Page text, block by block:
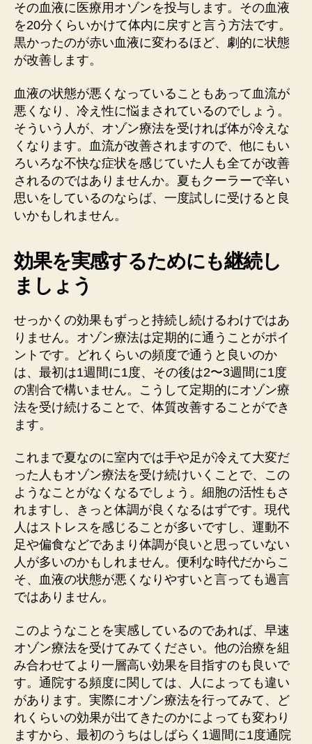
その血液に医療用オゾンを投与します。その血液
を20分くらいかけて体内に戻すと言う方法です。
黒かったのが赤い血液に変わるほど、劇的に状態
が改善します。
血液の状態が悪くなっていることもあって血流が
悪くなり、冷え性に悩まされているのでしょう。
そういう人が、オゾン療法を受ければ体が冷えな
くなります。血流が改善されますので、他にもい
ろいろな不快な症状を感じていた人も全てが改善
されるのではありませんか。夏もクーラーで辛い
思いをしているのならば、一度試しに受けると良
いかもしれません。
効果を実感するためにも継続し
ましょう
せっかくの効果もずっと持続し続けるわけではあ
りません。オゾン療法は定期的に通うことがポイ
ントです。どれくらいの頻度で通うと良いのか
は、最初は1週間に1度、その後は2〜3週間に1度
の割合で構いません。こうして定期的にオゾン療
法を受け続けることで、体質改善することができ
ます。
これまで夏なのに室内では手や足が冷えて大変だ
った人もオゾン療法を受け続けいくことで、この
ようなことがなくなるでしょう。細胞の活性もさ
れますし、きっと体調が良くなるはずです。現代
人はストレスを感じることが多いですし、運動不
足や偏食などであまり体調が良いと思っていない
人が多いのかもしれません。便利な時代だからこ
そ、血液の状態が悪くなりやすいと言っても過言
ではありません。
このようなことを実感しているのであれば、早速
オゾン療法を受けてみてください。他の治療を組
み合わせてより一層高い効果を目指すのも良いで
す。通院する頻度に関しては、人によっても違い
があります。実際にオゾン療法を行ってみて、ど
れくらいの効果が出てきたのかによっても変わり
ますから、最初のうちはしばらく1週間に1度通院